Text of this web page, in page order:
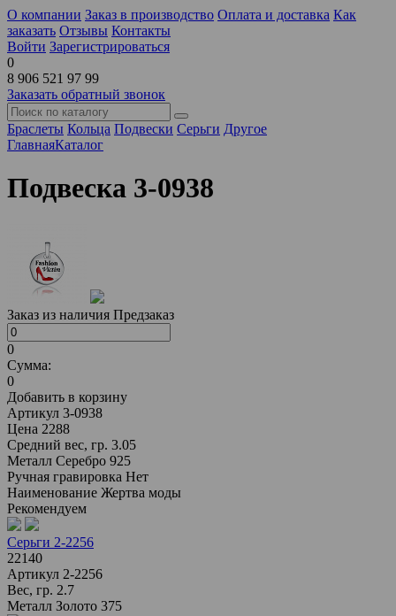
О компании Заказ в производство Оплата и доставка Как
заказать Отзывы Контакты
Войти Зарегистрироваться
0
8 906 521 97 99
Заказать обратный звонок
Браслеты Кольца Подвески Серьги Другое
ГлавнаяКаталог
Подвеска 3-0938
Заказ из наличия Предзаказ
0
Сумма:
0
Добавить в корзину
Артикул 3-0938
Цена 2288
Средний вес, гр. 3.05
Металл Серебро 925
Ручная гравировка Нет
Наименование Жертва моды
Рекомендуем
Серьги 2-2256
22140
Артикул 2-2256
Вес, гр. 2.7
Металл Золото 375